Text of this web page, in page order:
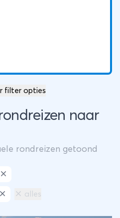
filter opties
naar
rondreizen getoond
alles